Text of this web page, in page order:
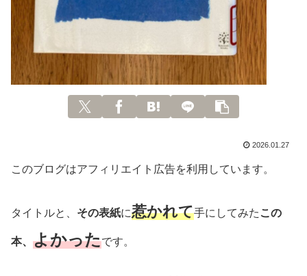
2026.01.27
このブログはアフィリエイト広告を利用しています。
タイトルと、 その表紙に惹かれて手にしてみた この
本、 よかったです。